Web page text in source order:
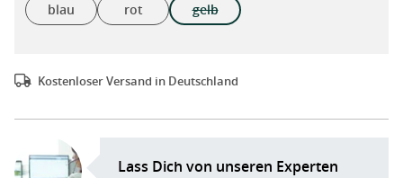
blau
rot gelb
(Diese Option ist zurzeit nicht
Kostenloser Versand in Deutschland
Lass Dich von unseren Experten